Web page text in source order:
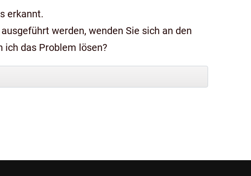
erkannt.
ich das Problem lösen?